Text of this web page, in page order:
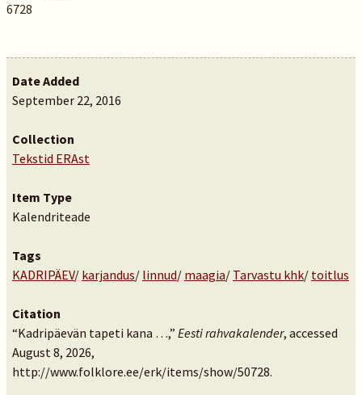
6728
Date Added
September 22, 2016
Collection
Tekstid ERAst
Item Type
Kalendriteade
Tags
KADRIPÄEV/ karjandus/ linnud/ maagia/ Tarvastu khk/ toitlus
Citation
“Kadripäevän tapeti kana …,” Eesti rahvakalender, accessed
August 8, 2026,
http://www.folklore.ee/erk/items/show/50728.